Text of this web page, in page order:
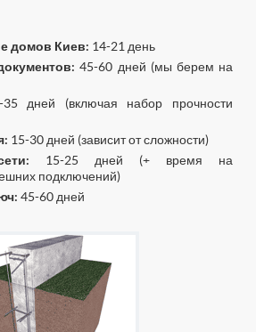
домов Киев: 14-21 день
45-60 дней (мы берем на
35 дней (включая набор прочности
15-30 дней (зависит от сложности)
15-25 дней (+ время на
подключений)
45-60 дней